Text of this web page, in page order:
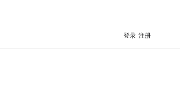
登录 注册